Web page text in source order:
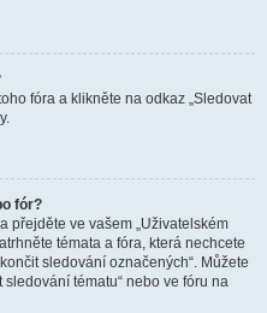
fóra a klikněte na odkaz „Sledovat
fór?
přejděte ve vašem „Uživatelském
témata a fóra, která nechcete
sledování označených“. Můžete
tématu“ nebo ve fóru na